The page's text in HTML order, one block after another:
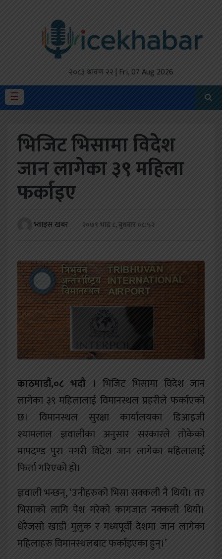
२०८३ श्रावण २२ | Fri, 07 Aug 2026
☰
मैथिली
प्रदेश
अर्थतंत्र
खेलकुद
अन्य
भिजिट भिसामा विदेश
जान लागेका ३९ महिला
फर्काइए
भ्वाइस खबर २०७९ भाद्र ८, बुधबार ०८:५२
काठमाडौं,०८ भदौ । भिजिट भिसामा विदेश जान
लागेका ३९ महिलालाई विमानस्थल प्रहरीले फर्काएको
छ। विमानस्थल सुरक्षा कार्यालयका डिआइजी
श्यामलाल ज्ञवालीका अनुसार सरकारले तोकेको
मापदण्ड पुरा नगरी विदेश जान लागेका महिलालाई
फिर्ता गरिएको हो।
ज्ञवाली भन्छन्, ‘उनीहरुको भिसा सक्कली नै थियो। तर
भिसाको लागि पेश गरेको कागजात नक्कली थियो।
धेरैजसो खाडी मुलुक र मध्यपूर्वी देशमा जान लागेका
महिलाहरु विमानस्थलबाट फर्काइएका हुन्।’